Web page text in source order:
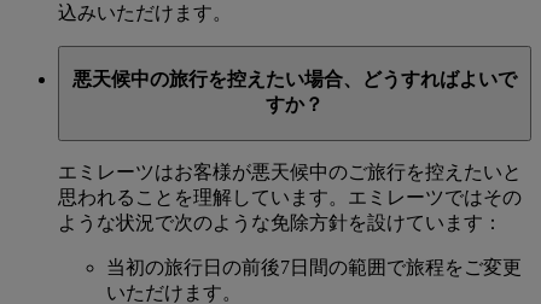
込みいただけます。
悪天候中の旅行を控えたい場合、どうすればよいで
すか？
エミレーツはお客様が悪天候中のご旅行を控えたいと
思われることを理解しています。エミレーツではその
ような状況で次のような免除方針を設けています：
当初の旅行日の前後7日間の範囲で旅程をご変更
いただけます。